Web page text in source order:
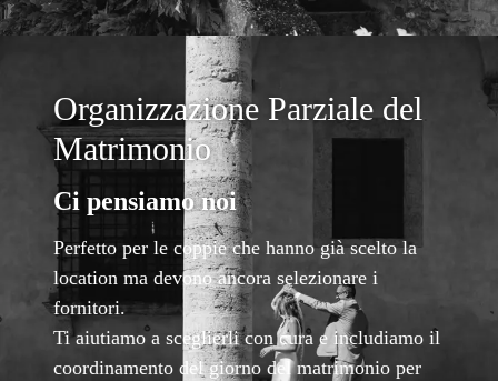
Organizzazione Parziale del
Matrimonio
Ci pensiamo noi
Perfetto per le coppie che hanno già scelto la
location ma devono ancora selezionare i
fornitori.
Ti aiutiamo a sceglierli con cura e includiamo il
coordinamento del giorno del matrimonio per